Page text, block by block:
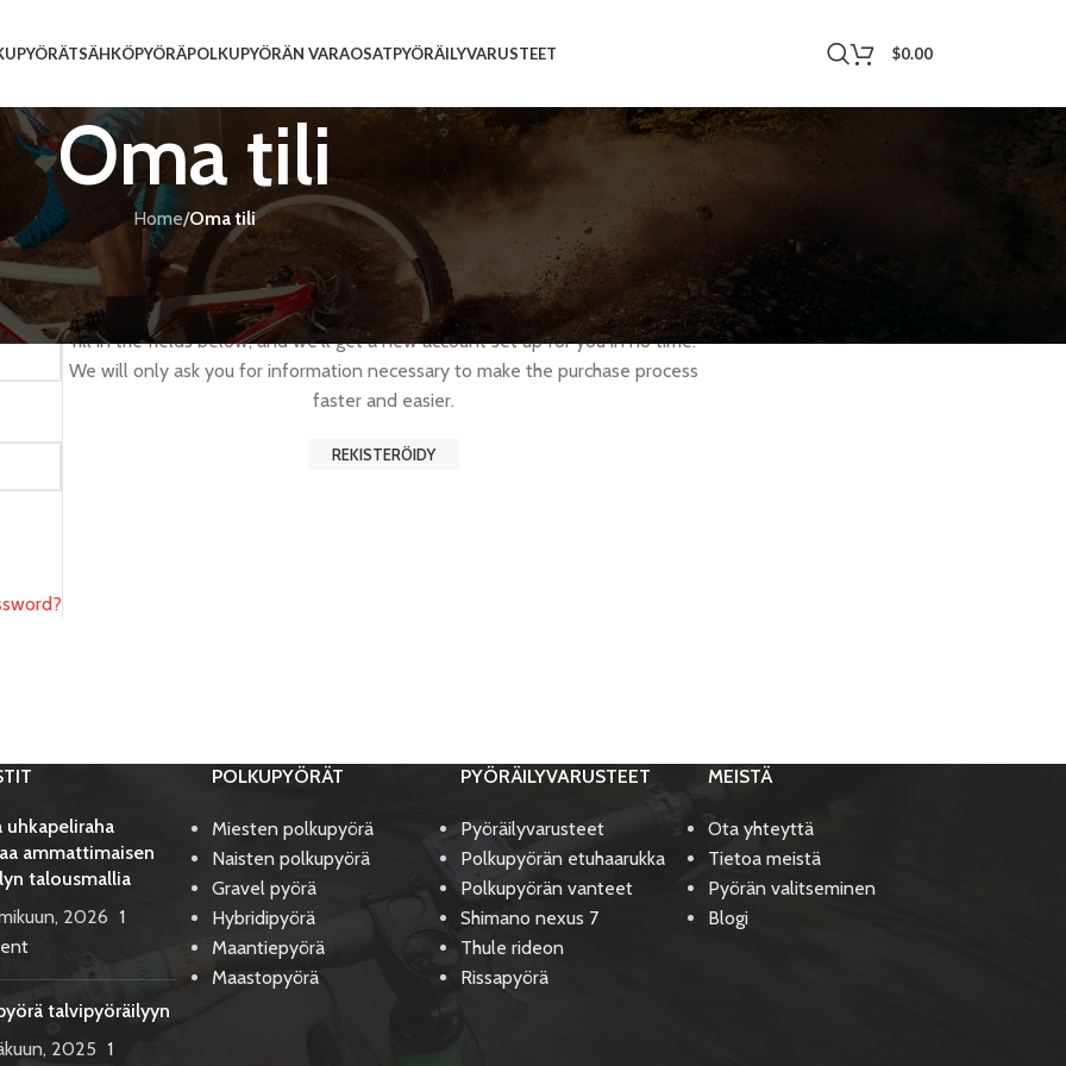
SÄHKÖPYÖRÄPOLKUPYÖRÄN VARAOSATPYÖRÄILYVARUSTEET $0.00
Oma tili
Home/Oma tili
Register
Registering for this site allows you to access your order status and history. Just
fill in the fields below, and we'll get a new account set up for you in no time.
We will only ask you for information necessary to make the purchase process
faster and easier.
REKISTERÖIDY
uhkapeliraha
ammattimaisen
talousmallia
2026 1
talvipyöräilyyn
2025 1
POLKUPYÖRÄT
Miesten polkupyörä
Naisten polkupyörä
Gravel pyörä
Hybridipyörä
Maantiepyörä
Maastopyörä
PYÖRÄILYVARUSTEET
Pyöräilyvarusteet
Polkupyörän etuhaarukka
Polkupyörän vanteet
Shimano nexus 7
Thule rideon
Rissapyörä
MEISTÄ
Ota yhteyttä
Tietoa meistä
Pyörän valitseminen
Blogi